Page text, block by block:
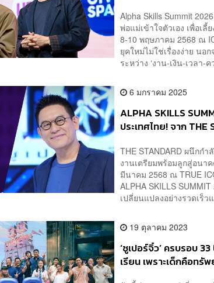
Alpha Skills Summit
พ่อแม่เข้าใจตัวเอง เพื่อเ
8-10 พฤษภาคม 2568 ณ
ยุคใหม่ไม่ใช่เรื่องง่าย นอ
ระหว่าง ‘งาน-เงิน-เวลา-
6 มกราคม 2025
ALPHA SKILLS
ประเทศไทย! จาก THE
THE STANDARD ผนึกกำ
งานเตรียมพร้อมลูกสู่อนา
มีนาคม 2568 ณ TRUE
ALPHA SKILLS
เปลี่ยนแปลงอย่างรวดเร็ว
19 ตุลาคม 2023
‘ซูเปอร์จิ๋ว’ ครบรอบ
เรียน เพราะเด็กคือทรั